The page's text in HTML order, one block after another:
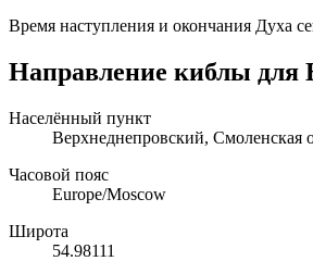
Время наступления и окончания Духа
Направление киблы для
Населённый пункт
Верхнеднепровский, Смоленская
Часовой пояс
Europe/Moscow
Широта
54.98111